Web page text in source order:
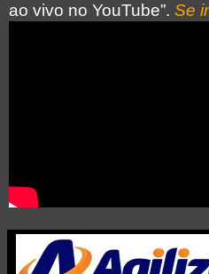
ao vivo no YouTube”. Se